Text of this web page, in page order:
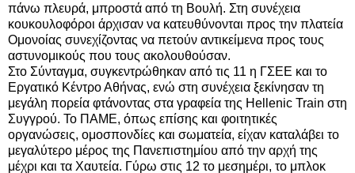
πάνω πλευρά, μπροστά από τη Βουλή. Στη συνέχεια
κουκουλοφόροι άρχισαν να κατευθύνονται προς την πλατεία
Ομονοίας συνεχίζοντας να πετούν αντικείμενα προς τους
αστυνομικούς που τους ακολουθούσαν.
Στο Σύνταγμα, συγκεντρώθηκαν από τις 11 η ΓΣΕΕ και το
Εργατικό Κέντρο Αθήνας, ενώ στη συνέχεια ξεκίνησαν τη
μεγάλη πορεία φτάνοντας στα γραφεία της Hellenic Train στη
Συγγρού. Το ΠΑΜΕ, όπως επίσης και φοιτητικές
οργανώσεις, ομοσπονδίες και σωματεία, είχαν καταλάβει το
μεγαλύτερο μέρος της Πανεπιστημίου από την αρχή της
μέχρι και τα Χαυτεία. Γύρω στις 12 το μεσημέρι, το μπλοκ